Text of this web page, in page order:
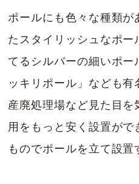
ポールにも色々な種類が
たスタイリッシュなポー
てるシルバーの細いポー
ッキリポール」なども有
産廃処理場など見た目を
用をもっと安く設置がで
ものでポールを立て設置